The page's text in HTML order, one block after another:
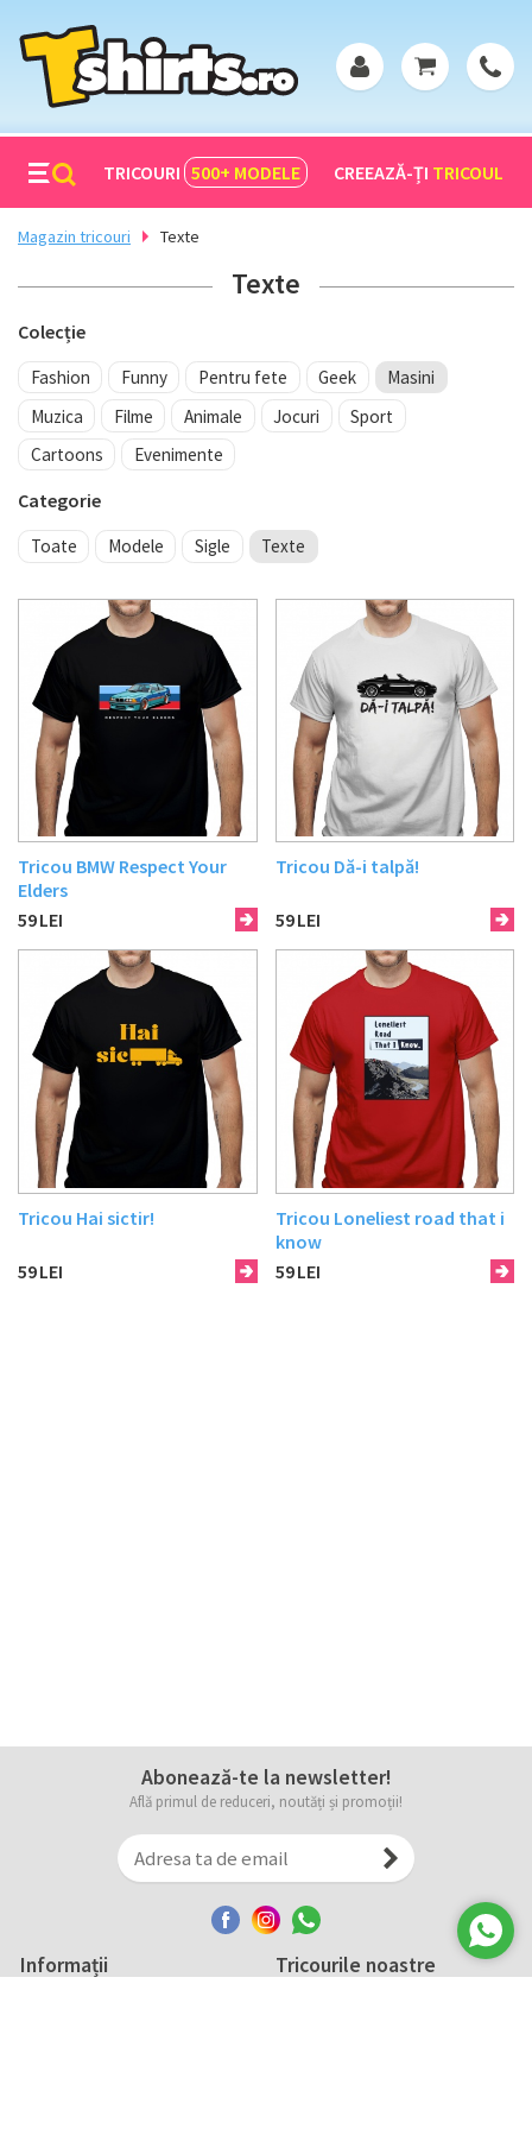
TRICOURI 500+ MODELE CREEAZĂ-ȚI TRICOUL
Magazin tricouri Texte
Texte
Colecție
Fashion Funny Pentru fete Geek
Masini
Muzica
Filme Animale Jocuri
Sport
Cartoons
Evenimente
Categorie
Toate Modele Sigle Texte
Tricou BMW Respect Your
Elders
59LEI
Tricou Dă-i talpă!
59LEI
Tricou Hai sictir!
59LEI
Tricou Loneliest road that i
know
59LEI
Abonează-te la newsletter!
Află primul de reduceri, noutăți și promoții!
Informații Tricourile noastre